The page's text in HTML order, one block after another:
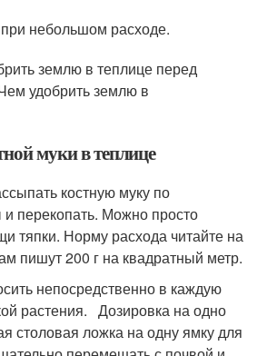
небольшом расходе.
муки в теплице
костную муку по
перекопать. Можно просто
тяпки. Норму расхода читайте на
пишут 200 г на квадратный метр.
непосредственно в каждую
растения. Дозировка на одно
столовая ложка на одну ямку для